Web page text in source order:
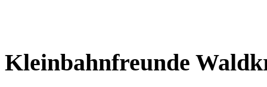
Kleinbahnfreunde